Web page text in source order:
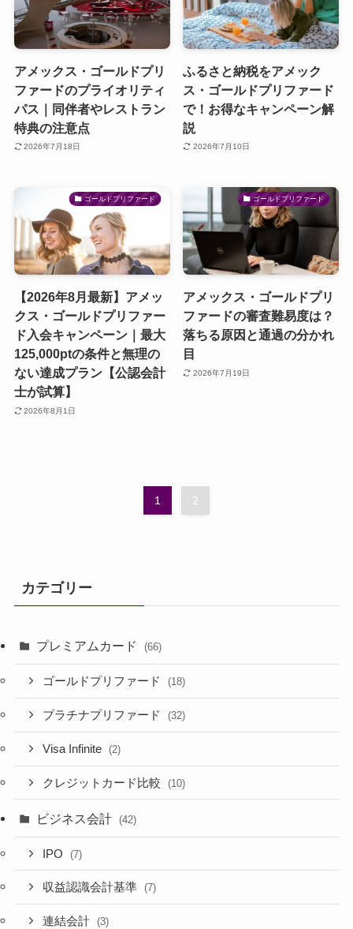
アメックス・ゴールドプリ
ファードのプライオリティ
パス｜同伴者やレストラン
特典の注意点
2026年7月18日
ふるさと納税をアメック
ス・ゴールドプリファード
で！お得なキャンペーン解
説
2026年7月10日
ゴールドプリファード
【2026年8月最新】アメッ
クス・ゴールドプリファー
ド入会キャンペーン｜最大
125,000ptの条件と無理の
ない達成プラン【公認会計
士が試算】
2026年8月1日
ゴールドプリファード
アメックス・ゴールドプリ
ファードの審査難易度は？
落ちる原因と通過の分かれ
目
2026年7月19日
1 2
カテゴリー
プレミアムカード (66)
ゴールドプリファード (18)
プラチナプリファード (32)
Visa Infinite (2)
クレジットカード比較 (10)
ビジネス会計 (42)
IPO (7)
収益認識会計基準 (7)
連結会計 (3)